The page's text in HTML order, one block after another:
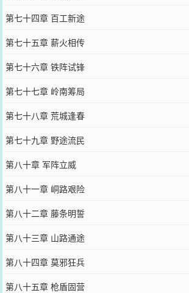
第七十四章 百工新途
第七十五章 薪火相传
第七十六章 铁阵试锋
第七十七章 岭南筹局
第七十八章 荒城逢春
第七十九章 野途流民
第八十章 军阵立威
第八十一章 峒路艰险
第八十二章 藤条明誓
第八十三章 山路通途
第八十四章 莫邪狂兵
第八十五章 枪盾固营